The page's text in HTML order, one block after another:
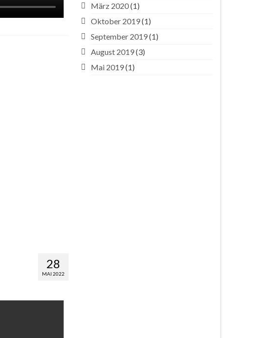
28
MAI 2022
März 2020(1)
Oktober 2019(1)
September 2019(1)
August 2019(3)
Mai 2019(1)